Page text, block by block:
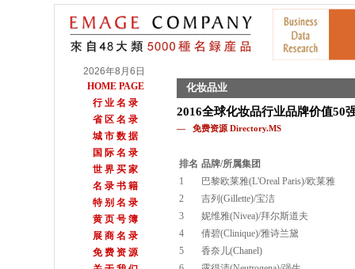
2026年8月6日
HOME PAGE
行 业 名 录
省 区 名 录
城 市 数 据
国 际 名 录
世 界 买 家
名 录 书 籍
特 别 名 录
黄 页 号 簿
展 商 名 录
免 费 资 源
化妆品业
2016全球化妆品行业品牌价值50
— 免费资源 Directory.MS
排名 品牌/所属集团
1
巴黎欧莱雅(L'Oreal Paris)/欧莱雅
2
吉列(Gillette)/宝洁
3
妮维雅(Nivea)/拜尔斯道夫
4
倩碧(Clinique)/雅诗兰黛
5
香奈儿(Chanel)